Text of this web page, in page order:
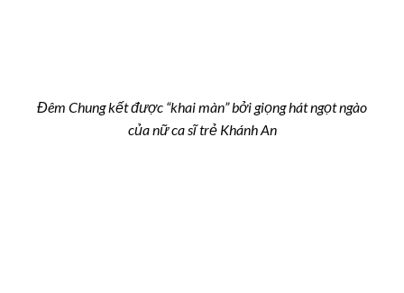
Đêm Chung kết được “khai màn”bởi giọng hátngọt ngào
của nữ ca sĩ trẻ Khánh An